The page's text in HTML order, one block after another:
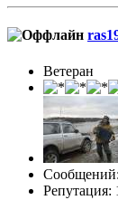
Ветеран
Репутация: